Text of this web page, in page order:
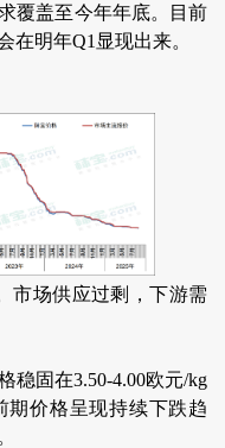
覆盖至今年年底。目前
在明年Q1显现出来。
市场供应过剩，下游需
稳固在3.50-4.00欧元/kg
期价格呈现持续下跌趋